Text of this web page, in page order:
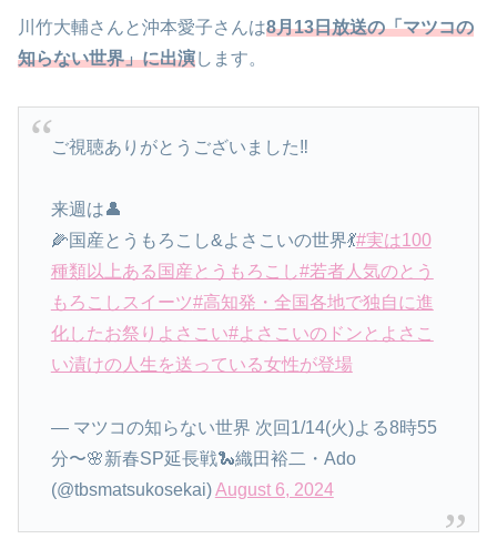
川竹大輔さんと沖本愛子さんは8月13日放送の「マツコの
知らない世界」に出演します。
ご視聴ありがとうございました‼️
来週は👤
🌽国産とうもろこし&よさこいの世界💃#実は100
種類以上ある国産とうもろこし#若者人気のとう
もろこしスイーツ#高知発・全国各地で独自に進
化したお祭りよさこい#よさこいのドンとよさこ
い漬けの人生を送っている女性が登場
— マツコの知らない世界 次回1/14(火)よる8時55
分〜🌸新春SP延長戦🐍織田裕二・Ado
(@tbsmatsukosekai)August 6, 2024